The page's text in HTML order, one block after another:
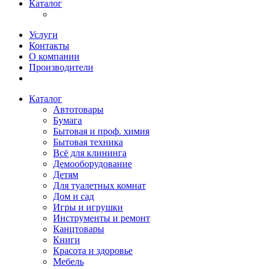
Каталог
Услуги
Контакты
О компании
Производители
Каталог
Автотовары
Бумага
Бытовая и проф. химия
Бытовая техника
Всё для клининга
Демооборудование
Детям
Для туалетных комнат
Дом и сад
Игры и игрушки
Инструменты и ремонт
Канцтовары
Книги
Красота и здоровье
Мебель